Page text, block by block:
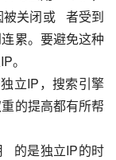
关闭或   者受到
累。要避免这种
。
独立IP，搜索引擎
的提高都有所帮
的是独立IP的时